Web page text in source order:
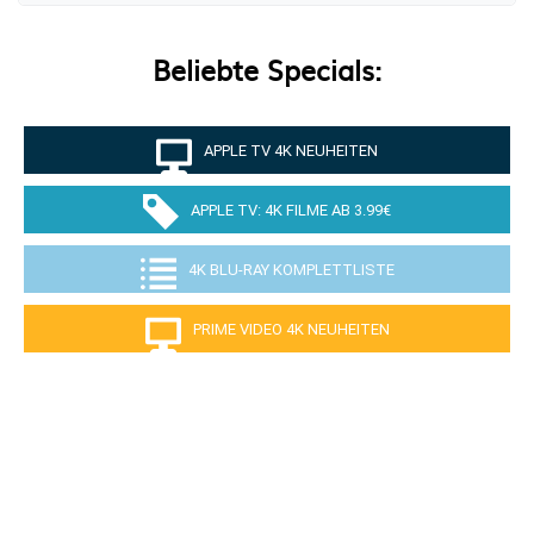
Beliebte Specials:
APPLE TV 4K NEUHEITEN
APPLE TV: 4K FILME AB 3.99€
4K BLU-RAY KOMPLETTLISTE
PRIME VIDEO 4K NEUHEITEN